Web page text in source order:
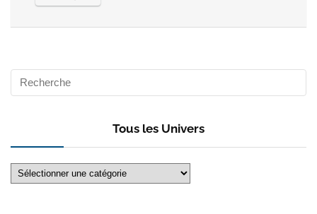
Tous les Univers
Tous
les